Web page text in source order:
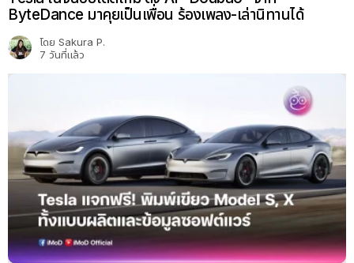
ByteDance มาคุยเป็นเพื่อน ร้องเพลง-เล่านิทานได้
โดย Sakura P.
7 วันที่แล้ว